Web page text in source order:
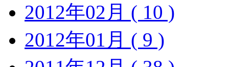
2012年02月 ( 10 )
2012年01月 ( 9 )